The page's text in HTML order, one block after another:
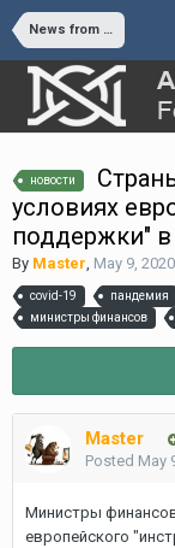
News from the world of finance
новости
условиях
поддержки" в
By Master, May 9, 2020
covid-19 пандемия
министры финансов
Master
Posted May
Министры
европейского